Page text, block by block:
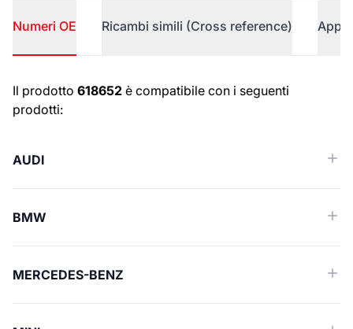
Numeri OE Ricambi simili (Cross reference)
Numeri OE
Il prodotto 618652 è compatibile con i seguenti
prodotti:
AUDI
BMW
MERCEDES-BENZ